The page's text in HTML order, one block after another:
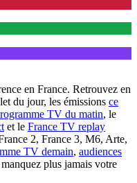
en France. Retrouvez en
du jour, les émissions ce
TV du matin, le
et le France TV replay
2, France 3, M6, Arte,
TV demain, audiences
plus jamais votre